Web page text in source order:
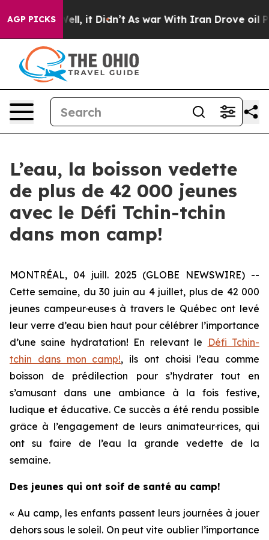
AGP PICKS
Well, it Didn’t As war With Iran Drove oil Prices
L’eau, la boisson vedette
de plus de 42 000 jeunes
avec le Défi Tchin-tchin
dans mon camp!
MONTRÉAL, 04 juill. 2025 (GLOBE NEWSWIRE) --
Cette semaine, du 30 juin au 4 juillet, plus de 42 000
jeunes campeur·euse·s à travers le Québec ont levé
leur verre d’eau bien haut pour célébrer l’importance
d’une saine hydratation! En relevant le Défi Tchin-
tchin dans mon camp!, ils ont choisi l’eau comme
boisson de prédilection pour s’hydrater tout en
s’amusant dans une ambiance à la fois festive,
ludique et éducative. Ce succès a été rendu possible
grâce à l’engagement de leurs animateur·rices, qui
ont su faire de l’eau la grande vedette de la
semaine.
Des jeunes qui ont soif de santé au camp!
« Au camp, les enfants passent leurs journées à jouer
dehors sous le soleil. On peut vite oublier l’importance